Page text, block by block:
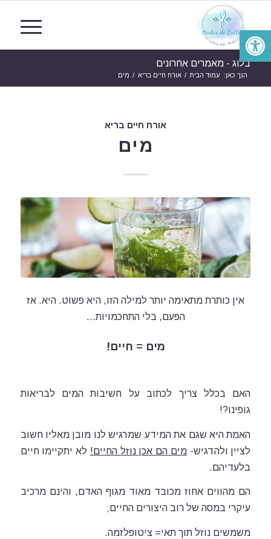
פתח סרגל נגישות
בלוג - מאמרים אחרונים
הנך כאן: עמוד הבית / אורח חיים בריא / מים
אורח חיים בריא
מים
אין כותרת מתאימה יותר למילה הזו, היא פשוט. היא. אז
הפעם, בלי התחכמויות…
מים = חיים!
האם בכלל צריך לכתוב על חשיבות המים לבריאות
גופינו?!
האמת היא שגם את המידע שמרגיש לנו מובן מאליו חשוב
לציין ולהדגיש-מים הם אכן נוזל החיים! לא יתקיימו חיים
בלעדיהם.
הם מהווים אחוז מכובד מאוד מגוף האדם, והינם מרכיב
עיקרי במסה של רוב היצורים החיים;
משמשים נוזל תוך תאי= ציטופלזמה.